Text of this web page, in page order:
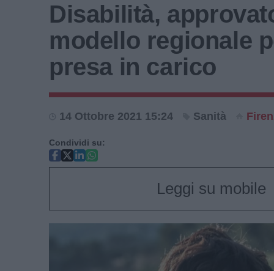
Disabilità,
modello regionale
presa in carico
14 Ottobre 2021 15:24 Sanità
Condividi su:
Leggi su mobile